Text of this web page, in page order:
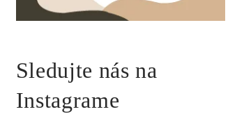
Sledujte nás na
Instagrame